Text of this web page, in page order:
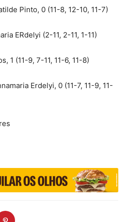
Pinto, 0 (11-8, 12-10, 11-7)
ERdelyi (2-11, 2-11, 1-11)
1 (11-9, 7-11, 11-6, 11-8)
Erdelyi, 0 (11-7, 11-9, 11-